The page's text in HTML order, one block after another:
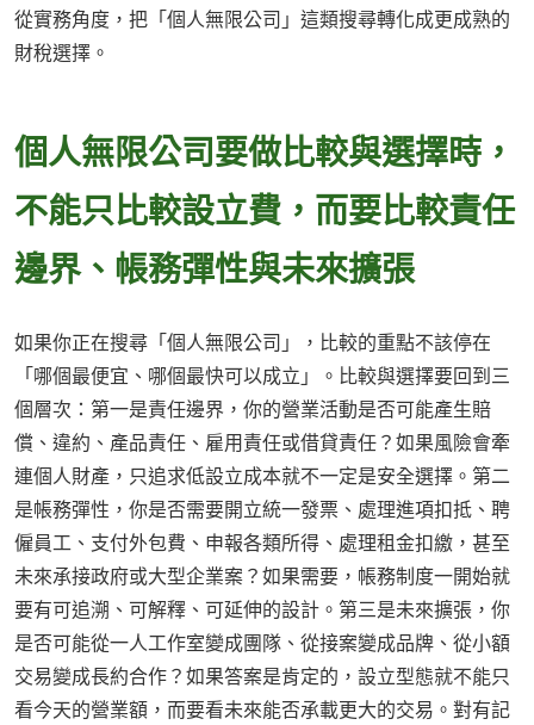
從實務角度，把「個人無限公司」這類搜尋轉化成更成熟的
財稅選擇。
個人無限公司要做比較與選擇時，
不能只比較設立費，而要比較責任
邊界、帳務彈性與未來擴張
如果你正在搜尋「個人無限公司」，比較的重點不該停在
「哪個最便宜、哪個最快可以成立」。比較與選擇要回到三
個層次：第一是責任邊界，你的營業活動是否可能產生賠
償、違約、產品責任、雇用責任或借貸責任？如果風險會牽
連個人財產，只追求低設立成本就不一定是安全選擇。第二
是帳務彈性，你是否需要開立統一發票、處理進項扣抵、聘
僱員工、支付外包費、申報各類所得、處理租金扣繳，甚至
未來承接政府或大型企業案？如果需要，帳務制度一開始就
要有可追溯、可解釋、可延伸的設計。第三是未來擴張，你
是否可能從一人工作室變成團隊、從接案變成品牌、從小額
交易變成長約合作？如果答案是肯定的，設立型態就不能只
看今天的營業額，而要看未來能否承載更大的交易。對有記